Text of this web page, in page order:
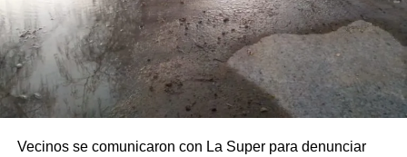
Vecinos se comunicaron con La Super para denunciar